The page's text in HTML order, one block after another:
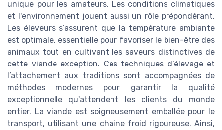
unique pour les amateurs. Les conditions climatiques
et l'environnement jouent aussi un rôle prépondérant.
Les éleveurs s’assurent que la température ambiante
est optimale, essentielle pour favoriser le bien-être des
animaux tout en cultivant les saveurs distinctives de
cette viande exception. Ces techniques d’élevage et
l’attachement aux traditions sont accompagnées de
méthodes modernes pour garantir la qualité
exceptionnelle qu'attendent les clients du monde
entier. La viande est soigneusement emballée pour le
transport, utilisant une chaine froid rigoureuse. Ainsi,